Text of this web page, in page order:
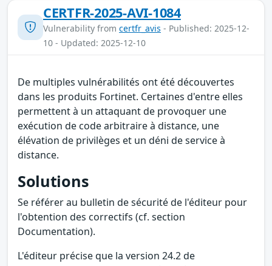
CERTFR-2025-AVI-1084
Vulnerability from certfr_avis - Published: 2025-12-
10 - Updated: 2025-12-10
De multiples vulnérabilités ont été découvertes
dans les produits Fortinet. Certaines d'entre elles
permettent à un attaquant de provoquer une
exécution de code arbitraire à distance, une
élévation de privilèges et un déni de service à
distance.
Solutions
Se référer au bulletin de sécurité de l'éditeur pour
l'obtention des correctifs (cf. section
Documentation).
L'éditeur précise que la version 24.2 de